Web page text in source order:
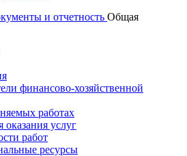
и отчетность Общая
финансово-хозяйственной
работах
услуг
работ
ресурсы